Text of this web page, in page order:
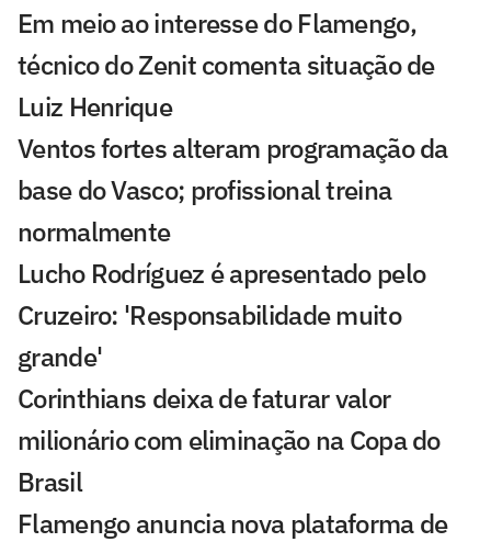
Em meio ao interesse do Flamengo,
técnico do Zenit comenta situação de
Luiz Henrique
Ventos fortes alteram programação da
base do Vasco; profissional treina
normalmente
Lucho Rodríguez é apresentado pelo
Cruzeiro: 'Responsabilidade muito
grande'
Corinthians deixa de faturar valor
milionário com eliminação na Copa do
Brasil
Flamengo anuncia nova plataforma de